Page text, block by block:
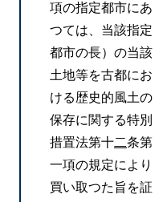
項の指定都市にあ
つては、当該指定
都市の長）の当該
土地等を古都にお
ける歴史的風土の
保存に関する特別
措置法第十二条第
一項の規定により
買い取つた旨を証